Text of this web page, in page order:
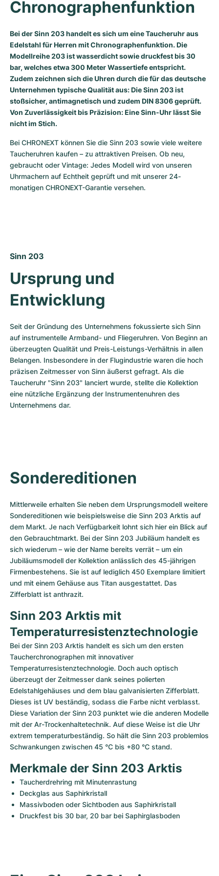
Milgauss
Oyster Perpetual
Yacht-Master
Yacht-Master II
Sea-Dweller
Sky-Dweller
Submariner
Damenuhren
Ronde
Rotonde
Crash
Pasha
Tortue
Baignoire
Ballon Blanc
Roadster
Professional
Bentley
Transocean
Cockpit
Chronospace
Super Avenger
Galactic
Montbrillant
Formula 1
Grand Carrera
Gebraucht
Damenuhren
Portofino
Portugieser
Da Vinci
Aquatimer
Spitfire
GST
Vintage
Gebraucht
Spirit of Big Bang
King Power
Gebraucht
Chronographenfunktion
Bei der Sinn 203 handelt es sich um eine Taucheruhr aus
Edelstahl für Herren mit Chronographenfunktion. Die
Modellreihe 203 ist wasserdicht sowie druckfest bis 30
bar, welches etwa 300 Meter Wassertiefe entspricht.
Zudem zeichnen sich die Uhren durch die für das deutsche
Unternehmen typische Qualität aus: Die Sinn 203 ist
stoßsicher, antimagnetisch und zudem DIN 8306 geprüft.
Von Zuverlässigkeit bis Präzision: Eine Sinn-Uhr lässt Sie
nicht im Stich.
Bei CHRONEXT können Sie die Sinn 203 sowie viele weitere
Taucheruhren kaufen – zu attraktiven Preisen. Ob neu,
gebraucht oder Vintage: Jedes Modell wird von unseren
Uhrmachern auf Echtheit geprüft und mit unserer 24-
monatigen CHRONEXT-Garantie versehen.
Sinn 203
Ursprung und
Entwicklung
Seit der Gründung des Unternehmens fokussierte sich Sinn
auf instrumentelle Armband- und Fliegeruhren. Von Beginn an
überzeugten Qualität und Preis-Leistungs-Verhältnis in allen
Belangen. Insbesondere in der Flugindustrie waren die hoch
präzisen Zeitmesser von Sinn äußerst gefragt. Als die
Taucheruhr "Sinn 203" lanciert wurde, stellte die Kollektion
eine nützliche Ergänzung der Instrumentenuhren des
Unternehmens dar.
Sondereditionen
Mittlerweile erhalten Sie neben dem Ursprungsmodell weitere
Sondereditionen wie beispielsweise die Sinn 203 Arktis auf
dem Markt. Je nach Verfügbarkeit lohnt sich hier ein Blick auf
den Gebrauchtmarkt. Bei der Sinn 203 Jubiläum handelt es
sich wiederum – wie der Name bereits verrät – um ein
Jubiläumsmodell der Kollektion anlässlich des 45-jährigen
Firmenbestehens. Sie ist auf lediglich 450 Exemplare limitiert
und mit einem Gehäuse aus Titan ausgestattet. Das
Zifferblatt ist anthrazit.
Sinn 203 Arktis mit
Temperaturresistenztechnologie
Bei der Sinn 203 Arktis handelt es sich um den ersten
Taucherchronographen mit innovativer
Temperaturresistenztechnologie. Doch auch optisch
überzeugt der Zeitmesser dank seines polierten
Edelstahlgehäuses und dem blau galvanisierten Zifferblatt.
Dieses ist UV beständig, sodass die Farbe nicht verblasst.
Diese Variation der Sinn 203 punktet wie die anderen Modelle
mit der Ar-Trockenhaltetechnik. Auf diese Weise ist die Uhr
extrem temperaturbeständig. So hält die Sinn 203 problemlos
Schwankungen zwischen 45 °C bis +80 °C stand.
Merkmale der Sinn 203 Arktis
Taucherdrehring mit Minutenrastung
Deckglas aus Saphirkristall
Massivboden oder Sichtboden aus Saphirkristall
Druckfest bis 30 bar, 20 bar bei Saphirglasboden